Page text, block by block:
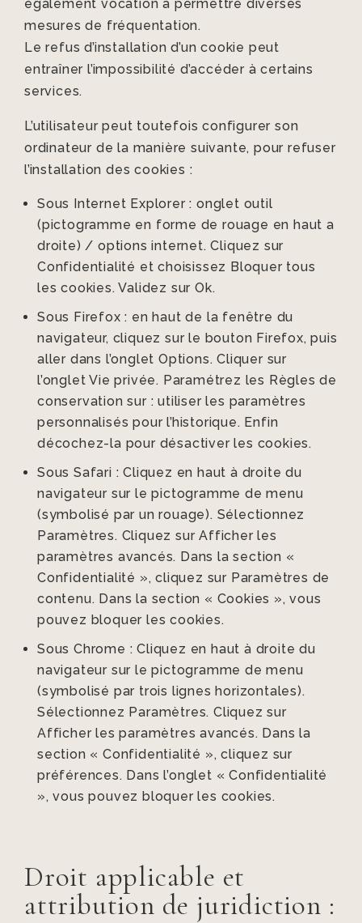
également vocation à permettre diverses
mesures de fréquentation.
Le refus d’installation d’un cookie peut
entraîner l’impossibilité d’accéder à certains
services.
L’utilisateur peut toutefois configurer son
ordinateur de la manière suivante, pour refuser
l’installation des cookies :
Sous Internet Explorer : onglet outil
(pictogramme en forme de rouage en haut a
droite) / options internet. Cliquez sur
Confidentialité et choisissez Bloquer tous
les cookies. Validez sur Ok.
Sous Firefox : en haut de la fenêtre du
navigateur, cliquez sur le bouton Firefox, puis
aller dans l’onglet Options. Cliquer sur
l’onglet Vie privée. Paramétrez les Règles de
conservation sur : utiliser les paramètres
personnalisés pour l’historique. Enfin
décochez-la pour désactiver les cookies.
Sous Safari : Cliquez en haut à droite du
navigateur sur le pictogramme de menu
(symbolisé par un rouage). Sélectionnez
Paramètres. Cliquez sur Afficher les
paramètres avancés. Dans la section «
Confidentialité », cliquez sur Paramètres de
contenu. Dans la section « Cookies », vous
pouvez bloquer les cookies.
Sous Chrome : Cliquez en haut à droite du
navigateur sur le pictogramme de menu
(symbolisé par trois lignes horizontales).
Sélectionnez Paramètres. Cliquez sur
Afficher les paramètres avancés. Dans la
section « Confidentialité », cliquez sur
préférences. Dans l’onglet « Confidentialité
», vous pouvez bloquer les cookies.
Droit applicable et
attribution de juridiction :